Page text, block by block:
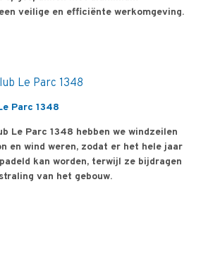
veilige en efficiënte werkomgeving.
Parc 1348
Le Parc 1348 hebben we windzeilen
en wind weren, zodat er het hele jaar
kan worden, terwijl ze bijdragen
van het gebouw.